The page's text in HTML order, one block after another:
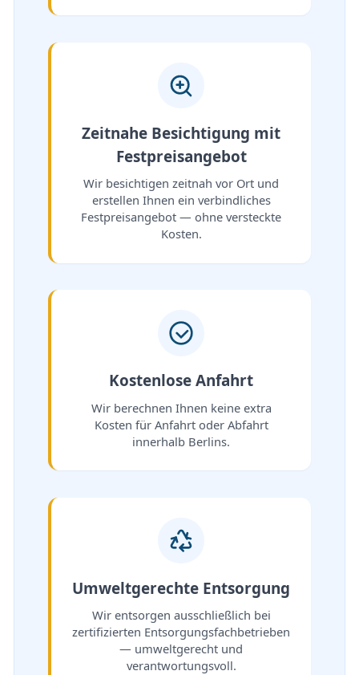
Zeitnahe Besichtigung mit
Festpreisangebot
Wir besichtigen zeitnah vor Ort und
erstellen Ihnen ein verbindliches
Festpreisangebot — ohne versteckte
Kosten.
Kostenlose Anfahrt
Wir berechnen Ihnen keine extra
Kosten für Anfahrt oder Abfahrt
innerhalb Berlins.
Umweltgerechte Entsorgung
Wir entsorgen ausschließlich bei
zertifizierten Entsorgungsfachbetrieben
— umweltgerecht und
verantwortungsvoll.